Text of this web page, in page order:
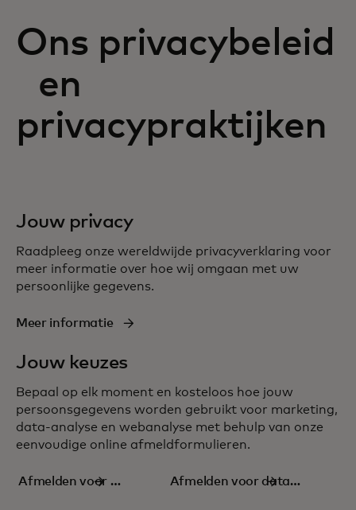
Ons privacybeleid
en
privacypraktijken
Jouw privacy
Raadpleeg onze wereldwijde privacyverklaring voor
meer informatie over hoe wij omgaan met uw
persoonlijke gegevens.
Meer informatie
Jouw keuzes
Bepaal op elk moment en kosteloos hoe jouw
persoonsgegevens worden gebruikt voor marketing,
data-analyse en webanalyse met behulp van onze
eenvoudige online afmeldformulieren.
Afmelden voor e-
Afmelden voor data-